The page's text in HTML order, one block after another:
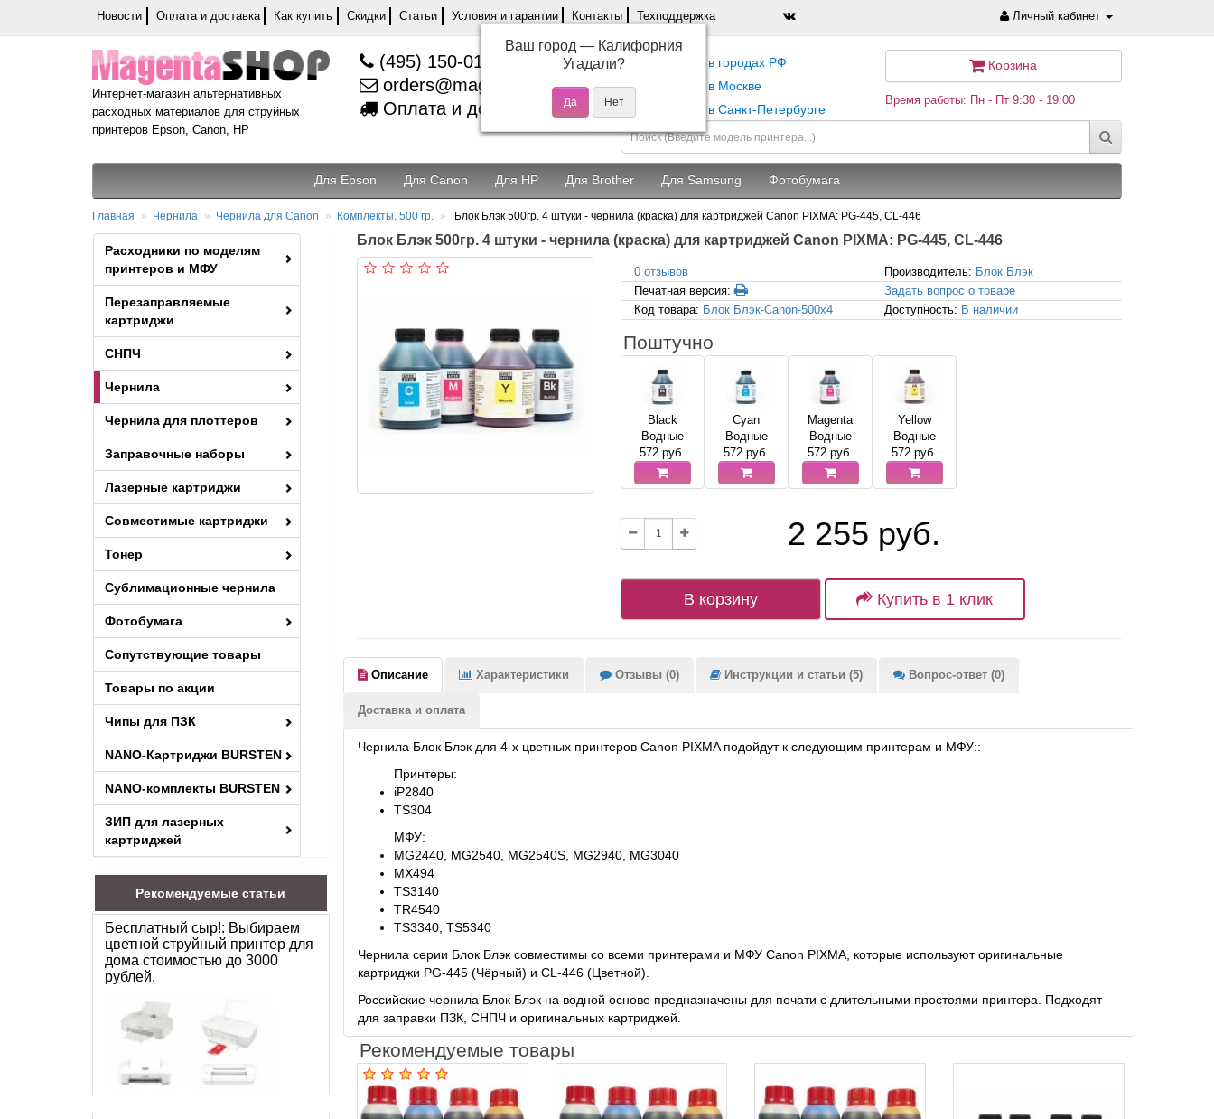
Новости Оплата и доставка Как купить Скидки Статьи Условия и гарантии Контакты Техподдержка Личный кабинет
Интернет-магазин альтернативных
расходных материалов для струйных
принтеров Epson, Canon, HP
(495) 150-01-37
orders@magentashop.ru
Оплата и доставка
Самовывоз в городах РФ
Самовывоз в Москве
Самовывоз в Санкт-Петербурге
Корзина
Время работы: Пн - Пт 9:30 - 19:00
Для Epson Для Canon Для HP Для Brother Для Samsung Фотобумага
Главная Чернила Чернила для Canon Комплекты, 500 гр. Блок Блэк 500гр. 4 штуки - чернила (краска) для картриджей Canon PIXMA: PG-445, CL-446
Расходники по моделям
принтеров и МФУ
Перезаправляемые
картриджи
СНПЧ
Чернила
Чернила для плоттеров
Заправочные наборы
Лазерные картриджи
Совместимые картриджи
Тонер
Сублимационные чернила
Фотобумага
Сопутствующие товары
Товары по акции
Чипы для ПЗК
NANO-Картриджи BURSTEN
NANO-комплекты BURSTEN
ЗИП для лазерных
картриджей
Рекомендуемые статьи
Бесплатный сыр!: Выбираем
цветной струйный принтер для
дома стоимостью до 3000
рублей.
Блок Блэк 500гр. 4 штуки - чернила (краска) для картриджей Canon PIXMA: PG-445, CL-446
0 отзывов Производитель: Блок Блэк
Печатная версия:
Задать вопрос о товаре
Код товара: Блок Блэк-Canon-500x4 Доступность: В наличии
Поштучно
Black
Водные
572 руб.
Cyan
Водные
572 руб.
Magenta
Водные
572 руб.
Yellow
Водные
572 руб.
2 255 руб.
В корзину Купить в 1 клик
Описание Характеристики Отзывы (0) Инструкции и статьи (5) Вопрос-ответ (0)
Доставка и оплата
Чернила Блок Блэк для 4-х цветных принтеров Canon PIXMA подойдут к следующим принтерам и МФУ::
Принтеры:
iP2840
TS304
МФУ:
MG2440, MG2540, MG2540S, MG2940, MG3040
MX494
TS3140
TR4540
TS3340, TS5340
Чернила серии Блок Блэк совместимы со всеми принтерами и МФУ Canon PIXMA, которые используют оригинальные
картриджи PG-445 (Чёрный) и CL-446 (Цветной).
Российские чернила Блок Блэк на водной основе предназначены для печати с длительными простоями принтера. Подходят
для заправки ПЗК, СНПЧ и оригинальных картриджей.
Рекомендуемые товары
Ваш город — Калифорния
Угадали?